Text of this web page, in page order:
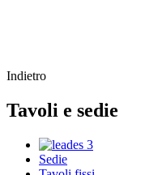
Indietro
Tavoli e sedie
Sedie